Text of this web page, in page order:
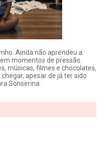
Ainda não aprendeu a
momentos de pressão.
músicas, filmes e chocolates,
apesar de já ter sido
Sonserina.